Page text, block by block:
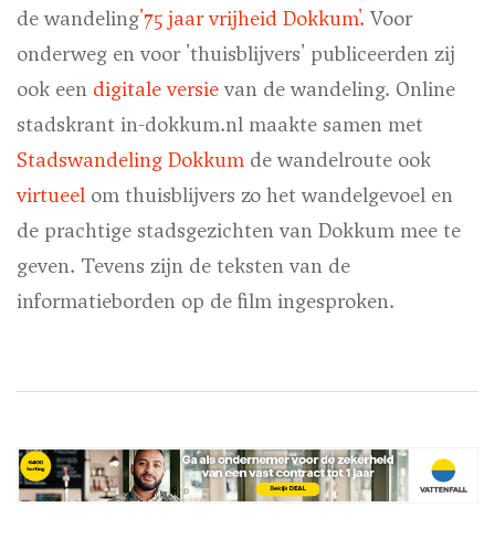
de wandeling'75 jaar vrijheid Dokkum'. Voor
onderweg en voor 'thuisblijvers' publiceerden zij
ook een digitale versie van de wandeling. Online
stadskrant in-dokkum.nl maakte samen met
Stadswandeling Dokkum de wandelroute ook
virtueel om thuisblijvers zo het wandelgevoel en
de prachtige stadsgezichten van Dokkum mee te
geven. Tevens zijn de teksten van de
informatieborden op de film ingesproken.